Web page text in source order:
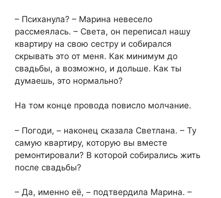
– Психанула? – Марина невесело
рассмеялась. – Света, он переписал нашу
квартиру на свою сестру и собирался
скрывать это от меня. Как минимум до
свадьбы, а возможно, и дольше. Как ты
думаешь, это нормально?
На том конце провода повисло молчание.
– Погоди, – наконец сказала Светлана. – Ту
самую квартиру, которую вы вместе
ремонтировали? В которой собирались жить
после свадьбы?
– Да, именно её, – подтвердила Марина. –